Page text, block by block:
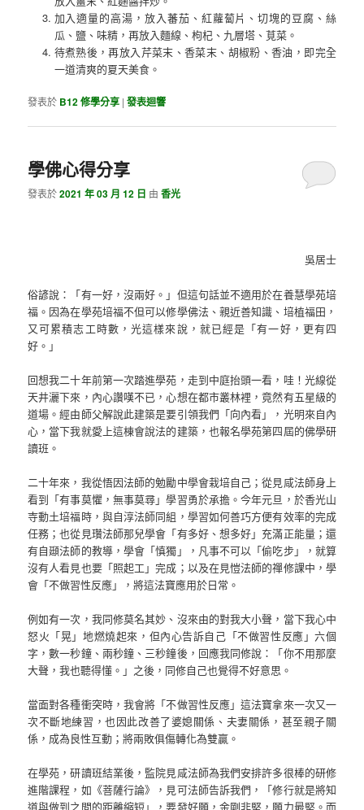
加入適量的高湯，放入蕃茄、紅蘿蔔片、切塊的豆腐、絲
瓜、鹽、味精，再放入麵線、枸杞、九層塔、莧菜。
待煮熟後，再放入芹菜末、香菜末、胡椒粉、香油，即完全
一道清爽的夏天美食。
發表於 B12 修學分享 |發表迴響
學佛心得分享
發表於2021 年 03 月 12 日 由香光
吳居士
俗諺說：「有一好，沒兩好。」但這句話並不適用於在養慧學苑培
福。因為在學苑培福不但可以修學佛法、親近善知識、培植福田，
又可累積志工時數，光這樣來說，就已經是「有一好，更有四
好。」
回想我二十年前第一次踏進學苑，走到中庭抬頭一看，哇！光線從
天井灑下來，內心讚嘆不已，心想在都市叢林裡，竟然有五星級的
道場。經由師父解說此建築是要引領我們「向內看」，光明來自內
心，當下我就愛上這棟會說法的建築，也報名學苑第四屆的佛學研
讀班。
二十年來，我從悟因法師的勉勵中學會栽培自己；從見咸法師身上
看到「有事莫懼，無事莫尋」學習勇於承擔。今年元旦，於香光山
寺動土培福時，與自淳法師同組，學習如何善巧方便有效率的完成
任務；也從見瓚法師那兒學會「有多好、想多好」充滿正能量；還
有自頲法師的教導，學會「慎獨」，凡事不可以「偷吃步」，就算
沒有人看見也要「照起工」完成；以及在見愷法師的禪修課中，學
會「不做習性反應」，將這法寶應用於日常。
例如有一次，我同修莫名其妙、沒來由的對我大小聲，當下我心中
怒火「晃」地燃燒起來，但內心告訴自己「不做習性反應」六個
字，數一秒鐘、兩秒鐘、三秒鐘後，回應我同修說：「你不用那麼
大聲，我也聽得懂。」之後，同修自己也覺得不好意思。
當面對各種衝突時，我會將「不做習性反應」這法寶拿來一次又一
次不斷地練習，也因此改善了婆媳關係、夫妻關係，甚至親子關
係，成為良性互動；將兩敗俱傷轉化為雙贏。
在學苑，研讀班結業後，監院見咸法師為我們安排許多很棒的研修
進階課程，如《菩薩行論》，見可法師告訴我們，「修行就是將知
道與做到之間的距離縮短」，要發好願，金剛非堅，願力最堅。而